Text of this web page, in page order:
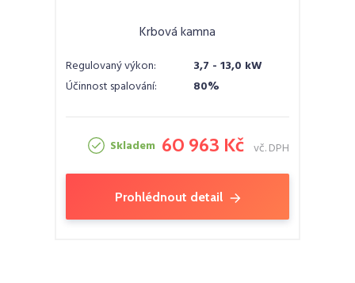
Krbová kamna
Regulovaný výkon:
3,7 - 13,0 kW
Účinnost spalování:
80%
Skladem 60 963 Kč vč. DPH
Prohlédnout detail